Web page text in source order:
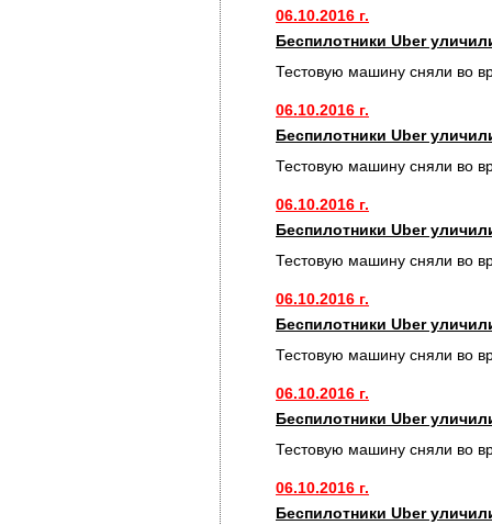
06.10.2016 г.
Беспилотники Uber
Тестовую машину сняли во
06.10.2016 г.
Беспилотники Uber
Тестовую машину сняли во
06.10.2016 г.
Беспилотники Uber
Тестовую машину сняли во
06.10.2016 г.
Беспилотники Uber
Тестовую машину сняли во
06.10.2016 г.
Беспилотники Uber
Тестовую машину сняли во
06.10.2016 г.
Беспилотники Uber